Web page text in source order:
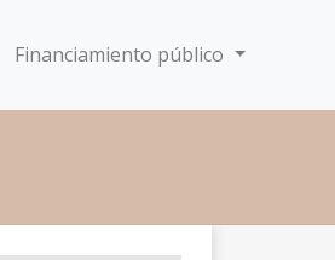
Financiamiento público